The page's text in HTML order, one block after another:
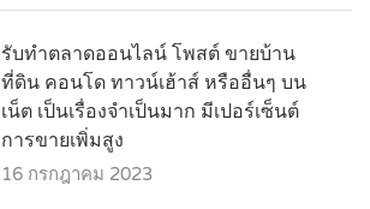
รับทำตลาดออนไลน์ โพสต์ ขายบ้าน
ที่ดิน คอนโด ทาวน์เฮ้าส์ หรืออื่นๆ บน
เน็ต เป็นเรื่องจำเป็นมาก มีเปอร์เซ็นต์
การขายเพิ่มสูง
16 กรกฎาคม 2023